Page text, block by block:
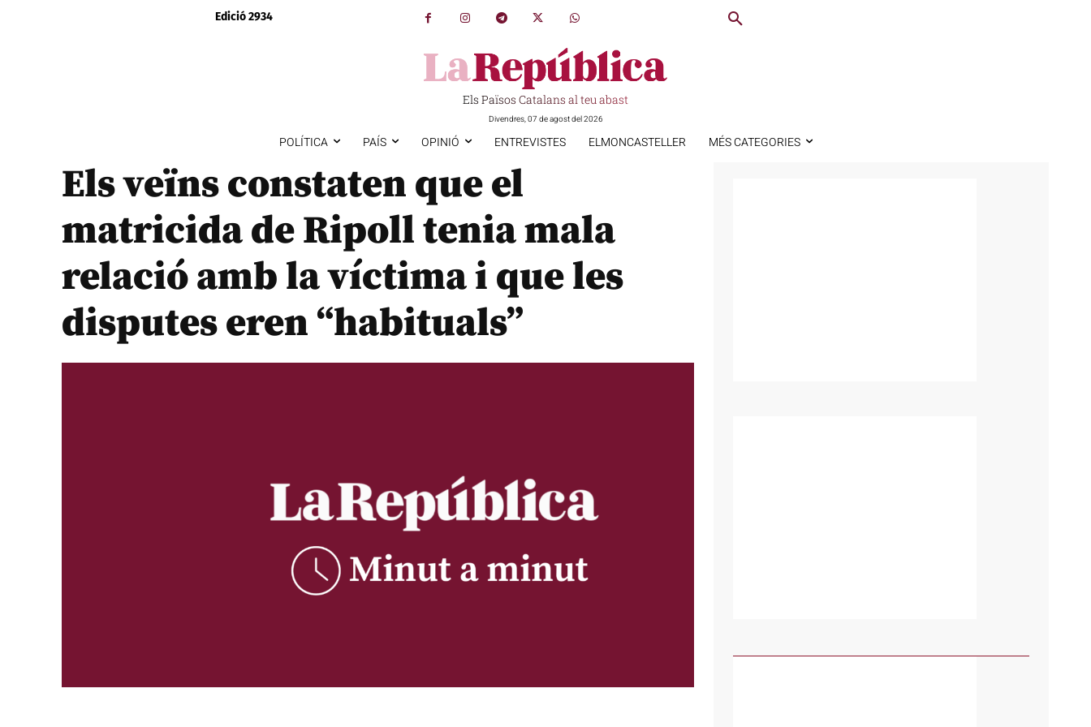
Edició 2934
Els Països Catalans al teu abast
Divendres, 07 de agost del 2026
POLÍTICA PAÍS OPINIÓ ENTREVISTES ELMONCASTELLER MÉS CATEGORIES
Els veïns constaten que el
matricida de Ripoll tenia mala
relació amb la víctima i que les
disputes eren “habituals”